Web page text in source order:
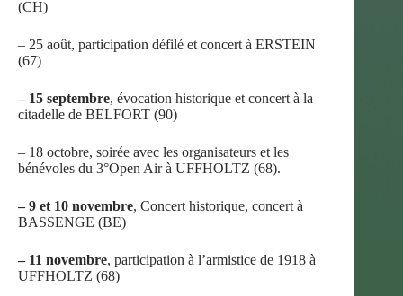
(CH)
– 25 août, participation défilé et concert à ERSTEIN
(67)
– 15 septembre, évocation historique et concert à la
citadelle de BELFORT (90)
– 18 octobre, soirée avec les organisateurs et les
bénévoles du 3°Open Air à UFFHOLTZ (68).
– 9 et 10 novembre, Concert historique, concert à
BASSENGE (BE)
– 11 novembre, participation à l’armistice de 1918 à
UFFHOLTZ (68)